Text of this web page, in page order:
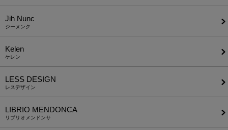
Jih Nunc
ジーヌンク
Kelen
ケレン
LESS DESIGN
レスデザイン
LIBRIO MENDONCA
リブリオメンドンサ